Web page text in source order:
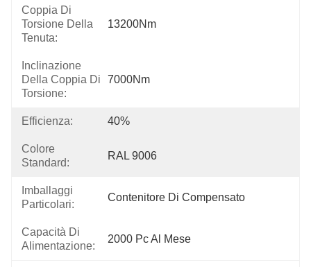
Coppia Di
Torsione Della
Tenuta:
13200Nm
Inclinazione
Della Coppia Di
Torsione:
7000Nm
Efficienza: 40%
Colore
Standard:
RAL 9006
Imballaggi
Particolari:
Contenitore Di Compensato
Capacità Di
Alimentazione:
2000 Pc Al Mese